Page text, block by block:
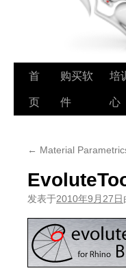
跳
至
首
页
购买软
件
培
心
← Material
发表于2010年9月27日